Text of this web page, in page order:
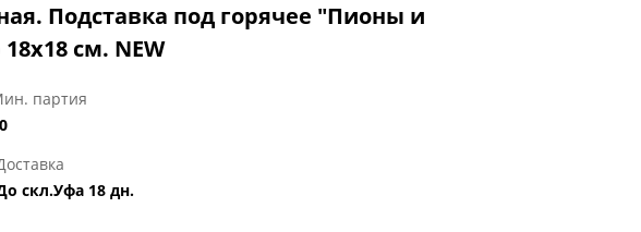
Подставка под горячее "Пионы и
см. NEW
партия
скл.Уфа 18 дн.